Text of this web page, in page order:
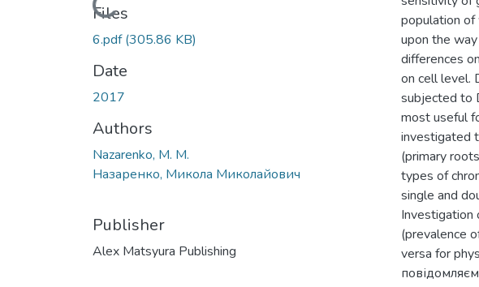
Loading...
Files
6.pdf(305.86 KB)
Date
2017
Authors
Nazarenko, M. M.
Назаренко, Микола Миколайович
Publisher
Alex Matsyura Publishing
population of
upon the
differences
on cell level.
subjected to
most useful
investigated
(primary
types of
single and
Investigation
(prevalence
versa for